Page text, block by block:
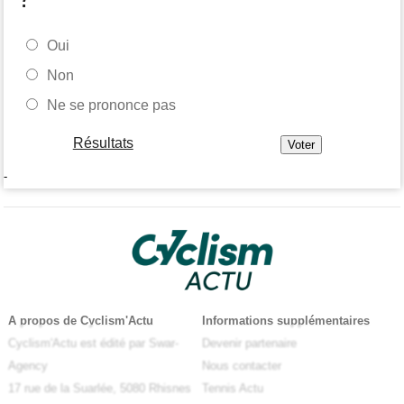
Oui
Non
Ne se prononce pas
Résultats
-
A propos de Cyclism'Actu
Cyclism'Actu est édité par Swar-
Agency
17 rue de la Suarlée, 5080 Rhisnes
Informations supplémentaires
Devenir partenaire
Nous contacter
Tennis Actu